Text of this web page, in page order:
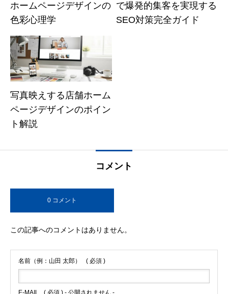
ホームページデザインの
色彩心理学
で爆発的集客を実現する
SEO対策完全ガイド
写真映えする店舗ホーム
ページデザインのポイン
ト解説
コメント
0 コメント
この記事へのコメントはありません。
名前（例：山田 太郎） ( 必須 )
E-MAIL ( 必須 ) - 公開されません -